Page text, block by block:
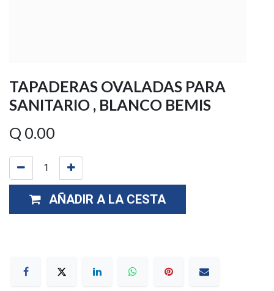
TAPADERAS OVALADAS PARA
SANITARIO , BLANCO BEMIS
Q 0.00
AÑADIR A LA CESTA